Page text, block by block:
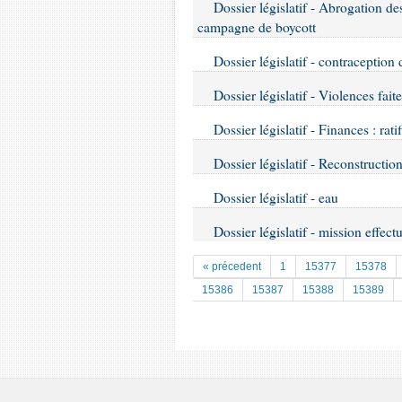
Dossier législatif - Abrogation
campagne de boycott
Dossier législatif - contraception
Dossier législatif - Violences
Dossier législatif - Finances :
Dossier législatif -
Dossier législatif - eau
Dossier législatif - mission
« précedent 1 15377
15378
15386
15387 15388 15389